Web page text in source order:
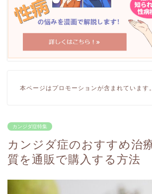
本ページはプロモーションが含まれています。
カンジダ症特集
カンジダ症のおすすめ治
質を通販で購入する方法